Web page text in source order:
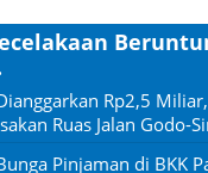
Rp2,5
Ruas Jalan Godo-
Pinjaman di BKK